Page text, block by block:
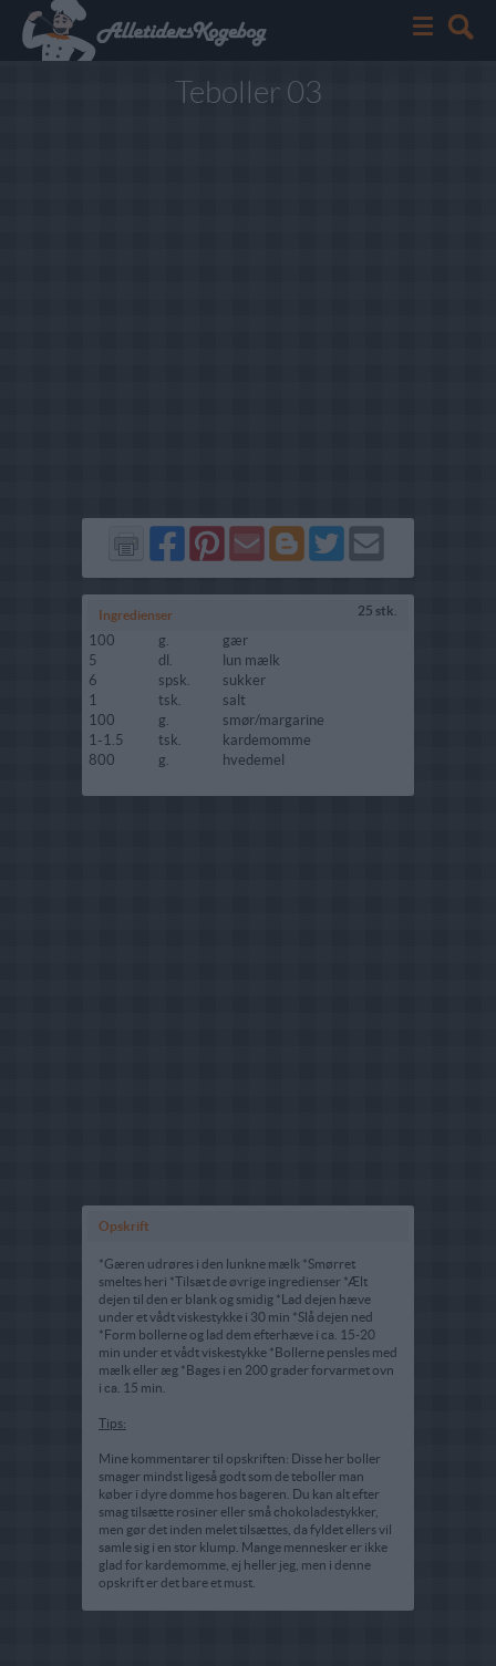
Teboller 03
Del
på
Facebook
Del
på
Pinterest
Send
via
GMail
Del
på
Blogger
Del
på
Twitter
Send
Ingredienser 25 stk.
100 g.
gær
5
dl.
lun mælk
6
spsk.
sukker
1
tsk.
salt
100
g.
smør/margarine
1-1.5
tsk.
kardemomme
800
g. hvedemel
Opskrift
*Gæren udrøres i den lunkne mælk *Smørret
smeltes heri *Tilsæt de øvrige ingredienser *Ælt
dejen til den er blank og smidig *Lad dejen hæve
under et vådt viskestykke i 30 min *Slå dejen ned
*Form bollerne og lad dem efterhæve i ca. 15-20
min under et vådt viskestykke *Bollerne pensles med
mælk eller æg *Bages i en 200 grader forvarmet ovn
i ca. 15 min.
Tips:
Mine kommentarer til opskriften: Disse her boller
smager mindst ligeså godt som de teboller man
køber i dyre domme hos bageren. Du kan alt efter
smag tilsætte rosiner eller små chokoladestykker,
men gør det inden melet tilsættes, da fyldet ellers vil
samle sig i en stor klump. Mange mennesker er ikke
glad for kardemomme, ej heller jeg, men i denne
opskrift er det bare et must.